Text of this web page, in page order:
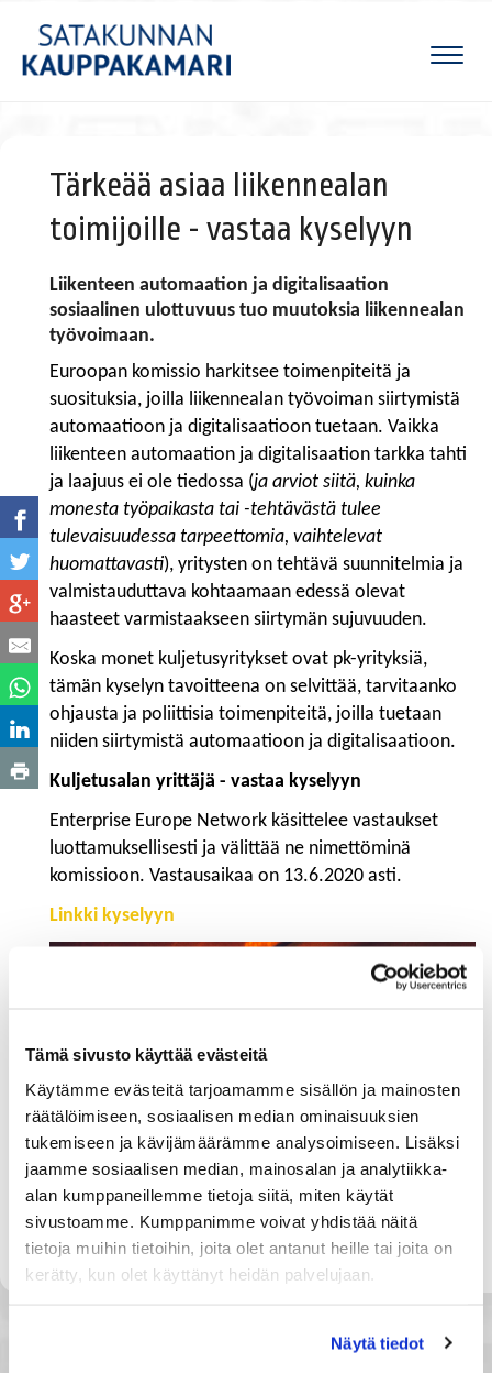
Tämä sivusto käyttää evästeitä
Käytämme evästeitä tarjoamamme sisällön ja mainosten
räätälöimiseen, sosiaalisen median ominaisuuksien
tukemiseen ja kävijämäärämme analysoimiseen. Lisäksi
jaamme sosiaalisen median, mainosalan ja analytiikka-
alan kumppaneillemme tietoja siitä, miten käytät
sivustoamme. Kumppanimme voivat yhdistää näitä
tietoja muihin tietoihin, joita olet antanut heille tai joita on
kerätty, kun olet käyttänyt heidän palvelujaan.
Näytä tiedot
Tärkeää asiaa liikennealan
toimijoille - vastaa kyselyyn
Liikenteen automaation ja digitalisaation
sosiaalinen ulottuvuus tuo muutoksia liikennealan
työvoimaan.
Euroopan komissio harkitsee toimenpiteitä ja
suosituksia, joilla liikennealan työvoiman siirtymistä
automaatioon ja digitalisaatioon tuetaan. Vaikka
liikenteen automaation ja digitalisaation tarkka tahti
ja laajuus ei ole tiedossa (ja arviot siitä, kuinka
monesta työpaikasta tai -tehtävästä tulee
tulevaisuudessa tarpeettomia, vaihtelevat
huomattavasti), yritysten on tehtävä suunnitelmia ja
valmistauduttava kohtaamaan edessä olevat
haasteet varmistaakseen siirtymän sujuvuuden.
Koska monet kuljetusyritykset ovat pk-yrityksiä,
tämän kyselyn tavoitteena on selvittää, tarvitaanko
ohjausta ja poliittisia toimenpiteitä, joilla tuetaan
niiden siirtymistä automaatioon ja digitalisaatioon.
Kuljetusalan yrittäjä - vastaa kyselyyn
Enterprise Europe Network käsittelee vastaukset
luottamuksellisesti ja välittää ne nimettöminä
komissioon. Vastausaikaa on 13.6.2020 asti.
Linkki kyselyyn
Ilmailuala, tieliikenne, rautatieliikenne, meriliikenne,
satamat, sisävesiliikenne, logistiikka,
kaupunkiliikenne, matkastajaliikenne, rahtiliikenne